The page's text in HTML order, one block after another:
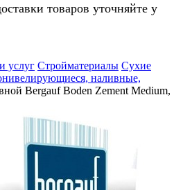
товаров уточняйте у
услуг Стройматериалы Сухие
наливные,
Bergauf Boden Zement Medium,